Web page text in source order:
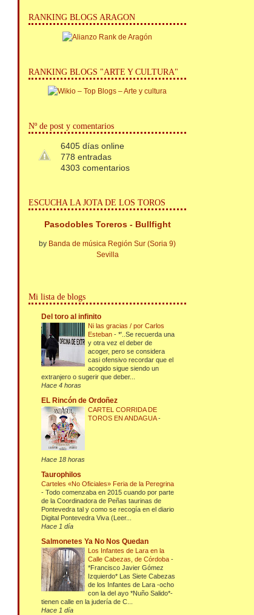
RANKING BLOGS ARAGON
RANKING BLOGS "ARTE Y CULTURA"
Nº de post y comentarios
6405 días online
778 entradas
4303 comentarios
ESCUCHA LA JOTA DE LOS TOROS
Pasodobles Toreros - Bullfight
by Banda de música Región Sur (Soria 9)
Sevilla
Mi lista de blogs
Del toro al infinito
Ni las gracias / por Carlos
Esteban-*'..Se recuerda una
y otra vez el deber de
acoger, pero se considera
casi ofensivo recordar que el
acogido sigue siendo un
extranjero o sugerir que deber...
Hace 4 horas
EL Rincón de Ordoñez
CARTEL CORRIDA DE
TOROS EN ANDAGUA-
Hace 18 horas
Taurophilos
Carteles «No Oficiales» Feria de la Peregrina
-Todo comenzaba en 2015 cuando por parte
de la Coordinadora de Peñas taurinas de
Pontevedra tal y como se recogía en el diario
Digital Pontevedra Viva (Leer...
Hace 1 día
Salmonetes Ya No Nos Quedan
Los Infantes de Lara en la
Calle Cabezas, de Córdoba-
*Francisco Javier Gómez
Izquierdo* Las Siete Cabezas
de los Infantes de Lara -ocho
con la del ayo *Nuño Salido*-
tienen calle en la judería de C...
Hace 1 día